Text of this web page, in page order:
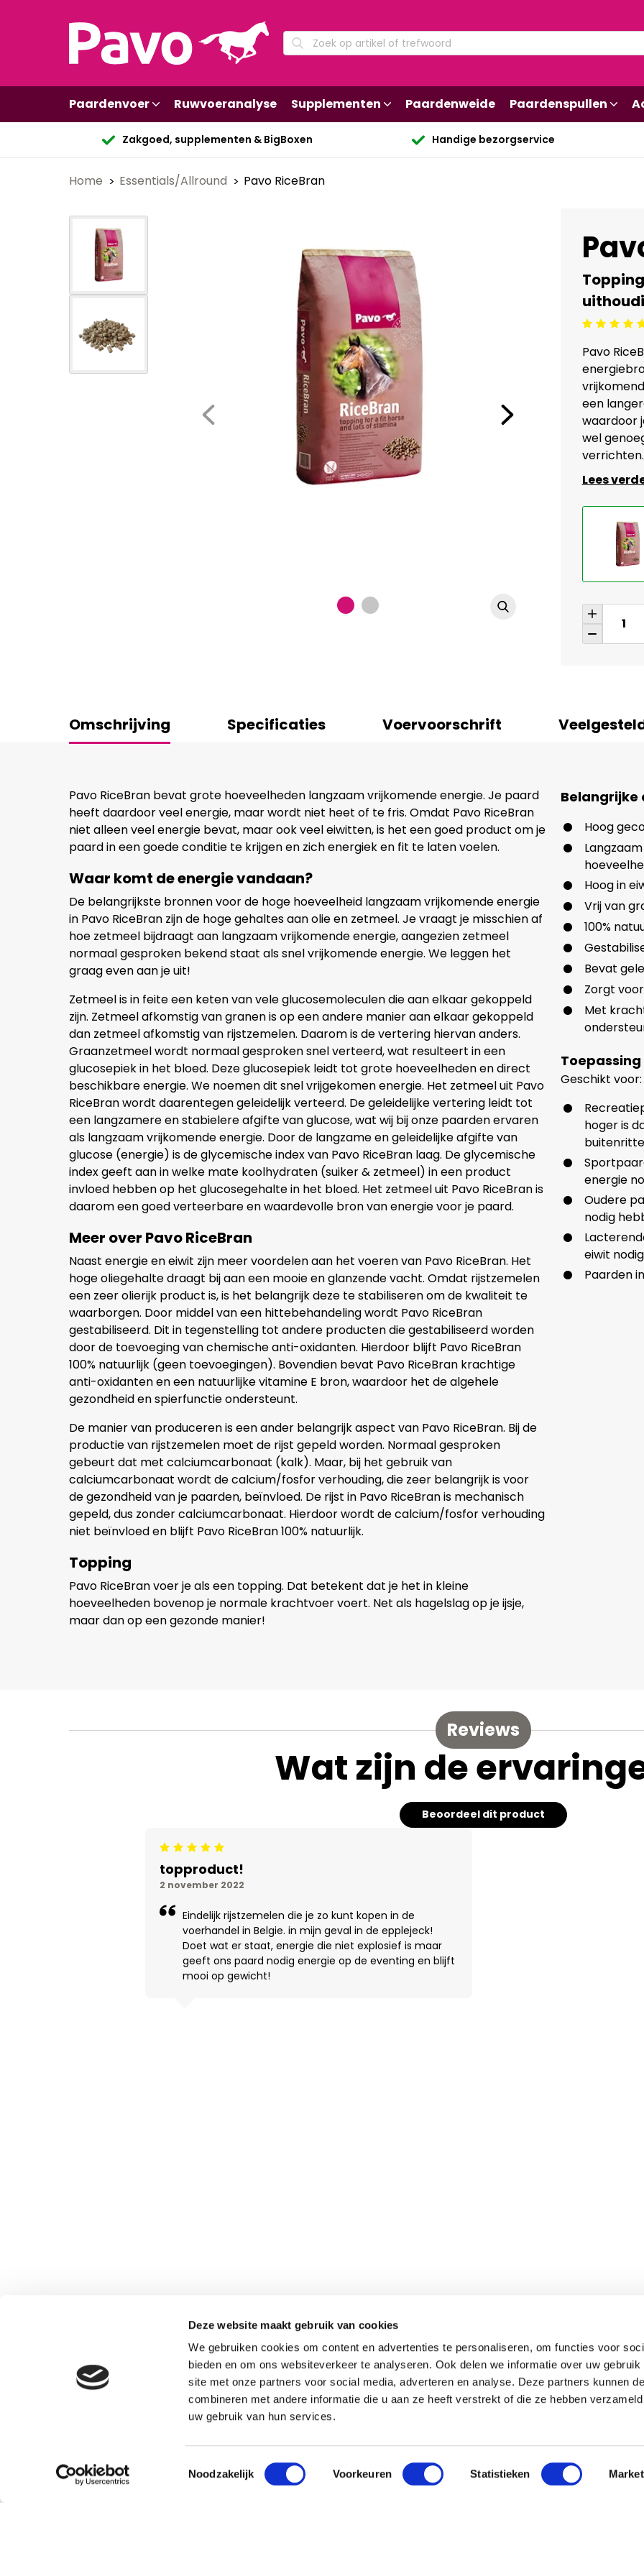
Deze website maakt gebruik van cookies
We gebruiken cookies om content en advertenties te personaliseren, om functies voor
bieden en om ons websiteverkeer te analyseren. Ook delen we informatie over uw gebruik
site met onze partners voor social media, adverteren en analyse. Deze partners kunnen
combineren met andere informatie die u aan ze heeft verstrekt of die ze hebben
uw gebruik van hun services.
Toestemmingsselectie
Noodzakelijk Voorkeuren Statistieken
Paardenvoer Ruwvoeranalyse Supplementen Paardenweide Paardenspullen
Zakgoed, supplementen & BigBoxen Handige bezorgservice
Home Essentials/Allround Pavo RiceBran
Beoordeling: 5/5
Pavo
een
waardoor
wel
verrichten.
Lees
Omschrijving Specificaties Voervoorschrift
Pavo RiceBran bevat grote hoeveelheden langzaam vrijkomende energie. Je paard
heeft daardoor veel energie, maar wordt niet heet of te fris. Omdat Pavo RiceBran
niet alleen veel energie bevat, maar ook veel eiwitten, is het een goed product om je
paard in een goede conditie te krijgen en zich energiek en fit te laten voelen.
Waar komt de energie vandaan?
De belangrijkste bronnen voor de hoge hoeveelheid langzaam vrijkomende energie
in Pavo RiceBran zijn de hoge gehaltes aan olie en zetmeel. Je vraagt je misschien af
hoe zetmeel bijdraagt aan langzaam vrijkomende energie, aangezien zetmeel
normaal gesproken bekend staat als snel vrijkomende energie. We leggen het
graag even aan je uit!
Zetmeel is in feite een keten van vele glucosemoleculen die aan elkaar gekoppeld
zijn. Zetmeel afkomstig van granen is op een andere manier aan elkaar gekoppeld
dan zetmeel afkomstig van rijstzemelen. Daarom is de vertering hiervan anders.
Graanzetmeel wordt normaal gesproken snel verteerd, wat resulteert in een
glucosepiek in het bloed. Deze glucosepiek leidt tot grote hoeveelheden en direct
beschikbare energie. We noemen dit snel vrijgekomen energie. Het zetmeel uit Pavo
RiceBran wordt daarentegen geleidelijk verteerd. De geleidelijke vertering leidt tot
een langzamere en stabielere afgifte van glucose, wat wij bij onze paarden ervaren
als langzaam vrijkomende energie. Door de langzame en geleidelijke afgifte van
glucose (energie) is de glycemische index van Pavo RiceBran laag. De glycemische
index geeft aan in welke mate koolhydraten (suiker & zetmeel) in een product
invloed hebben op het glucosegehalte in het bloed. Het zetmeel uit Pavo RiceBran is
daarom een goed verteerbare en waardevolle bron van energie voor je paard.
Meer over Pavo RiceBran
Naast energie en eiwit zijn meer voordelen aan het voeren van Pavo RiceBran. Het
hoge oliegehalte draagt bij aan een mooie en glanzende vacht. Omdat rijstzemelen
een zeer olierijk product is, is het belangrijk deze te stabiliseren om de kwaliteit te
waarborgen. Door middel van een hittebehandeling wordt Pavo RiceBran
gestabiliseerd. Dit in tegenstelling tot andere producten die gestabiliseerd worden
door de toevoeging van chemische anti-oxidanten. Hierdoor blijft Pavo RiceBran
100% natuurlijk (geen toevoegingen). Bovendien bevat Pavo RiceBran krachtige
anti-oxidanten en een natuurlijke vitamine E bron, waardoor het de algehele
gezondheid en spierfunctie ondersteunt.
De manier van produceren is een ander belangrijk aspect van Pavo RiceBran. Bij de
productie van rijstzemelen moet de rijst gepeld worden. Normaal gesproken
gebeurt dat met calciumcarbonaat (kalk). Maar, bij het gebruik van
calciumcarbonaat wordt de calcium/fosfor verhouding, die zeer belangrijk is voor
de gezondheid van je paarden, beïnvloed. De rijst in Pavo RiceBran is mechanisch
gepeld, dus zonder calciumcarbonaat. Hierdoor wordt de calcium/fosfor verhouding
niet beïnvloed en blijft Pavo RiceBran 100% natuurlijk.
Topping
Pavo RiceBran voer je als een topping. Dat betekent dat je het in kleine
hoeveelheden bovenop je normale krachtvoer voert. Net als hagelslag op je ijsje,
maar dan op een gezonde manier!
Belangrijke
Hoog
Hoog in
Vrij van
100%
Bevat
Zorgt
Met
Toepassing
Geschikt voor:
hoger is
energie
Oudere
nodig
eiwit
Paarden
Reviews
Wat zijn de
Beoordeel dit product
Beoordeling: 5/5
topproduct!
2 november 2022
Eindelijk rijstzemelen die je zo kunt kopen in de
voerhandel in Belgie. in mijn geval in de epplejeck!
Doet wat er staat, energie die niet explosief is maar
geeft ons paard nodig energie op de eventing en blijft
mooi op gewicht!